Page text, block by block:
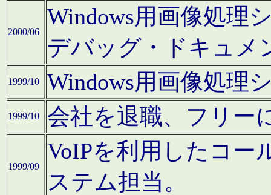
2000/06
Windows用画像処理
デバッグ・ドキュメ
1999/10 Windows用画像処理
1999/10 会社を退職、フリー
1999/09
VoIPを利用したコー
ステム担当。